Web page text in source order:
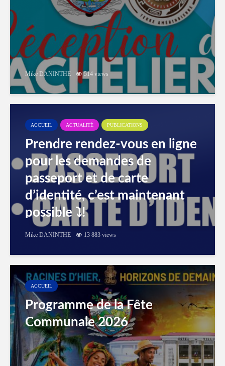
Mike DANINTHE 514 views
ACCUEIL ACTUALITÉ PUBLICATIONS
Prendre rendez-vous en ligne
pour les demandes de
passeport et de carte
d’identité, c’est maintenant
possible ⤵️!
Mike DANINTHE 13 883 views
ACCUEIL
Programme de la Fête
Communale 2026